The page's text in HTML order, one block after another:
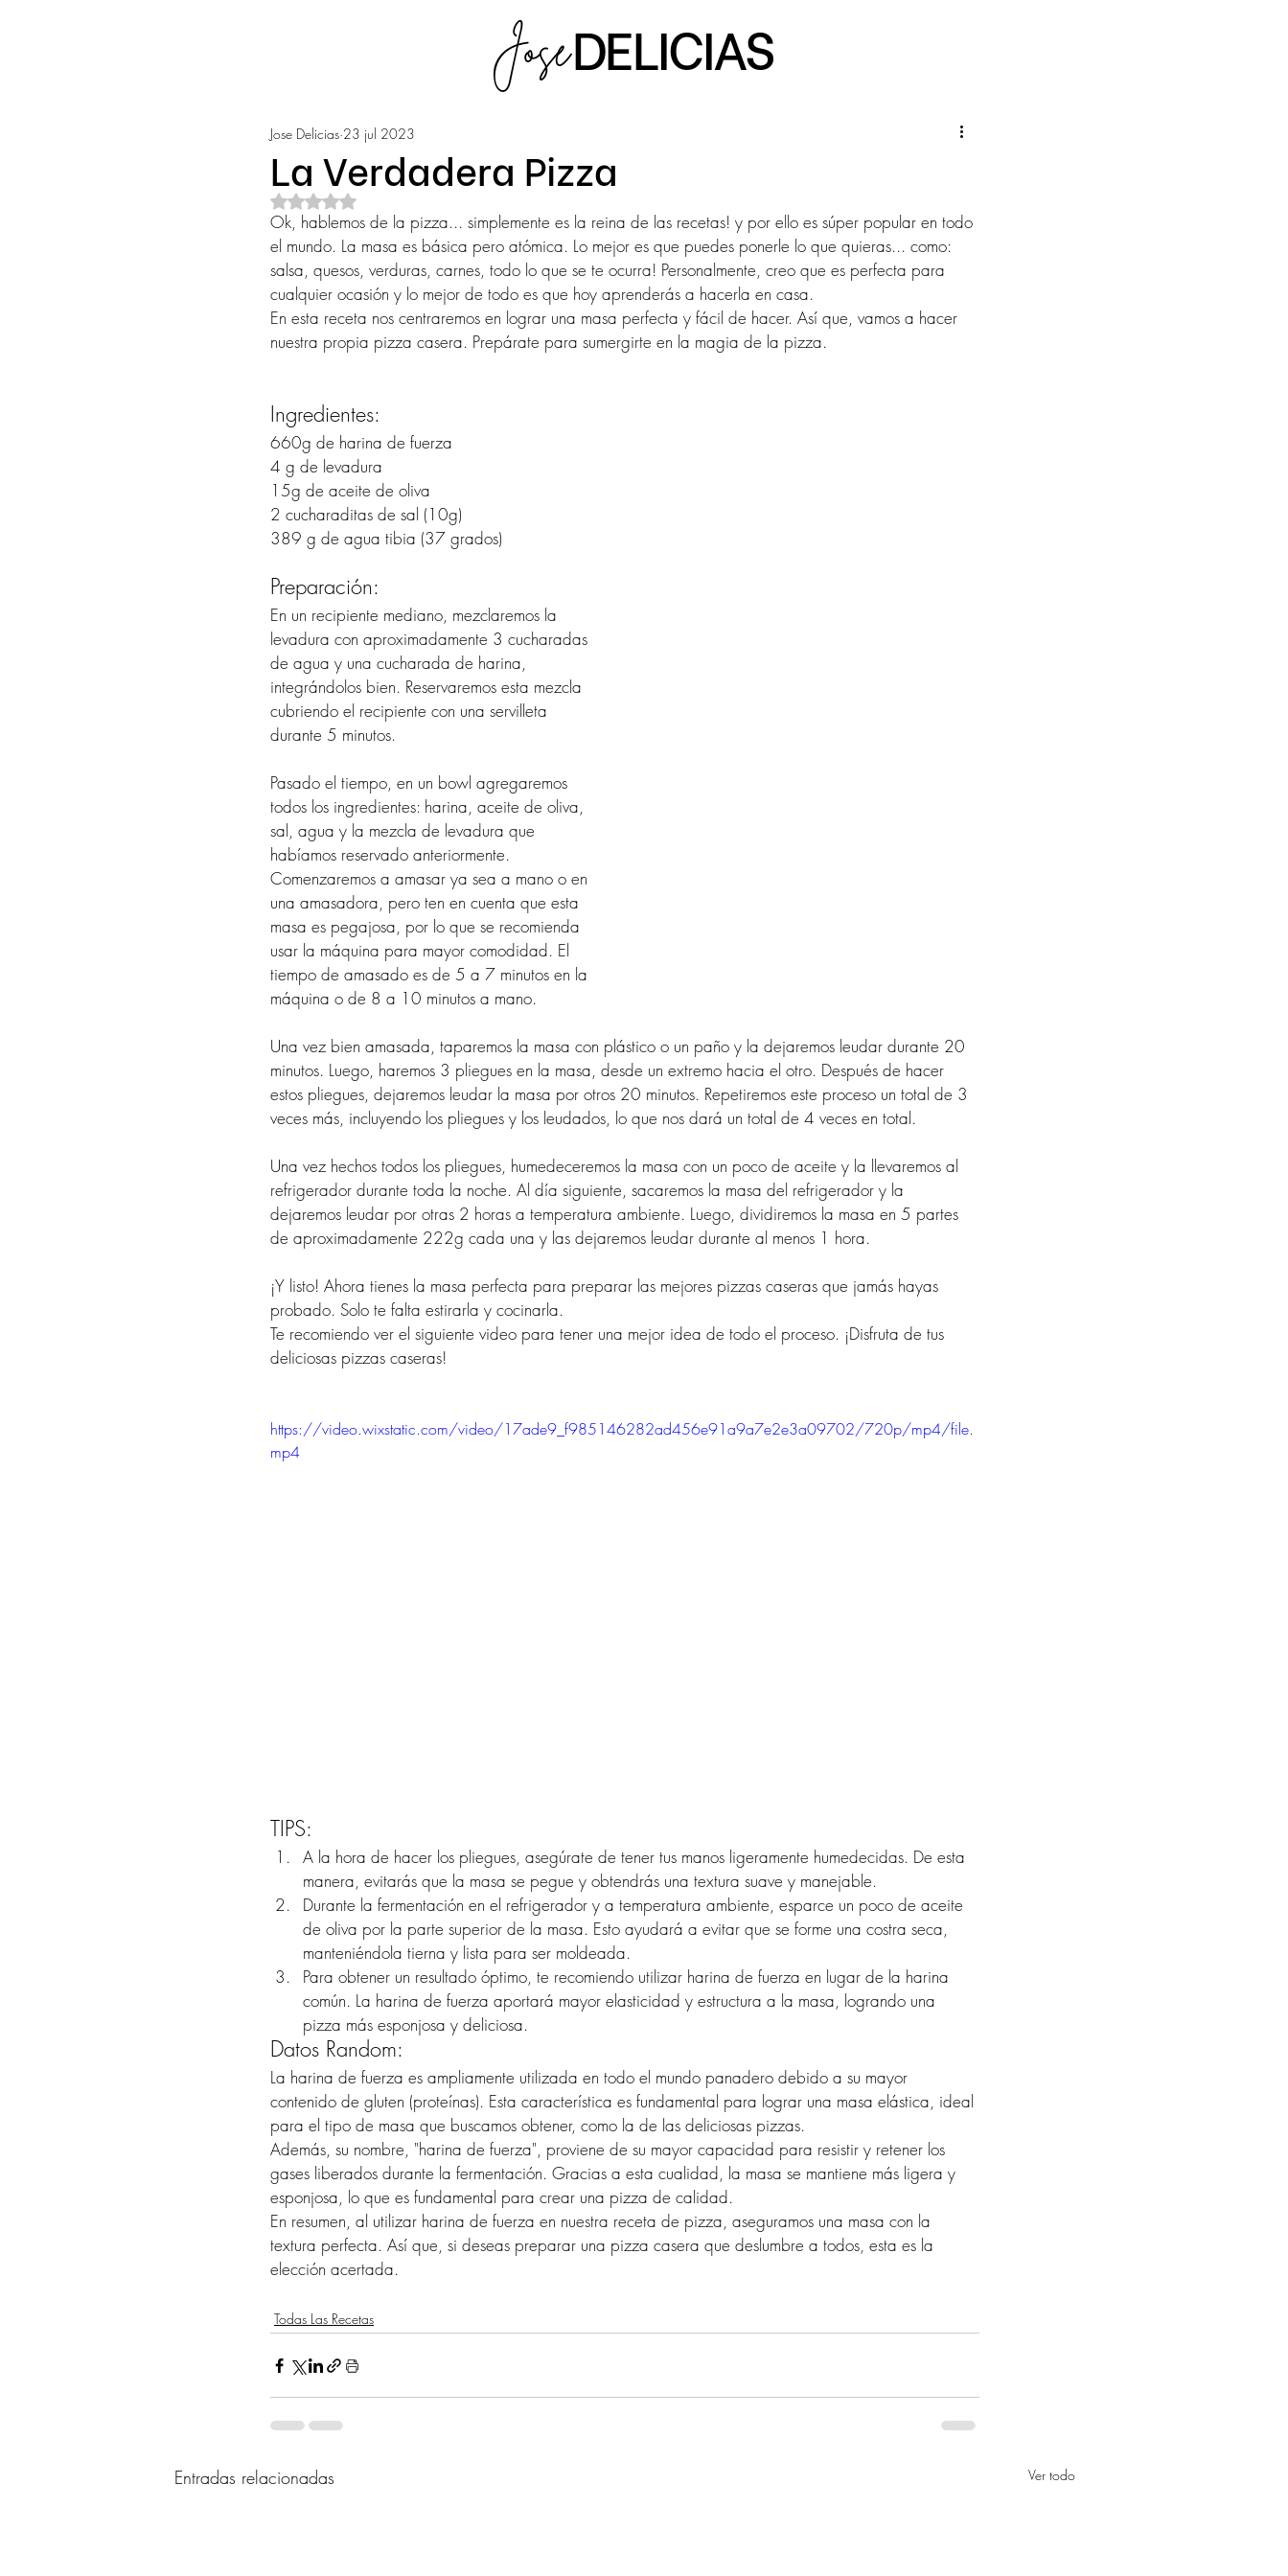
JoseDELICIAS
La Verdadera Pizza
Jose Delicias 23 jul 2023
Obtuvo NaN de 5 estrellas.
Ok, hablemos de la pizza... simplemente es la reina de las recetas! y por ello es súper popular en todo
el mundo. La masa es básica pero atómica. Lo mejor es que puedes ponerle lo que quieras... como:
salsa, quesos, verduras, carnes, todo lo que se te ocurra! Personalmente, creo que es perfecta para
cualquier ocasión y lo mejor de todo es que hoy aprenderás a hacerla en casa.
En esta receta nos centraremos en lograr una masa perfecta y fácil de hacer. Así que, vamos a hacer
nuestra propia pizza casera. Prepárate para sumergirte en la magia de la pizza.
Ingredientes:
660g de harina de fuerza
4 g de levadura
15g de aceite de oliva
2 cucharaditas de sal (10g)
389 g de agua tibia (37 grados)
Preparación:
En un recipiente mediano, mezclaremos la
levadura con aproximadamente 3 cucharadas
de agua y una cucharada de harina,
integrándolos bien. Reservaremos esta mezcla
cubriendo el recipiente con una servilleta
durante 5 minutos.
Pasado el tiempo, en un bowl agregaremos
todos los ingredientes: harina, aceite de oliva,
sal, agua y la mezcla de levadura que
habíamos reservado anteriormente.
Comenzaremos a amasar ya sea a mano o en
una amasadora, pero ten en cuenta que esta
masa es pegajosa, por lo que se recomienda
usar la máquina para mayor comodidad. El
tiempo de amasado es de 5 a 7 minutos en la
máquina o de 8 a 10 minutos a mano.
Una vez bien amasada, taparemos la masa con plástico o un paño y la dejaremos leudar durante 20
minutos. Luego, haremos 3 pliegues en la masa, desde un extremo hacia el otro. Después de hacer
estos pliegues, dejaremos leudar la masa por otros 20 minutos. Repetiremos este proceso un total de 3
veces más, incluyendo los pliegues y los leudados, lo que nos dará un total de 4 veces en total.
Una vez hechos todos los pliegues, humedeceremos la masa con un poco de aceite y la llevaremos al
refrigerador durante toda la noche. Al día siguiente, sacaremos la masa del refrigerador y la
dejaremos leudar por otras 2 horas a temperatura ambiente. Luego, dividiremos la masa en 5 partes
de aproximadamente 222g cada una y las dejaremos leudar durante al menos 1 hora.
¡Y listo! Ahora tienes la masa perfecta para preparar las mejores pizzas caseras que jamás hayas
probado. Solo te falta estirarla y cocinarla.
Te recomiendo ver el siguiente video para tener una mejor idea de todo el proceso. ¡Disfruta de tus
deliciosas pizzas caseras!
https://video.wixstatic.com/video/17ade9_f985146282ad456e91a9a7e2e3a09702/720p/mp4/file.
mp4
TIPS:
A la hora de hacer los pliegues, asegúrate de tener tus manos ligeramente humedecidas. De esta
manera, evitarás que la masa se pegue y obtendrás una textura suave y manejable.
Durante la fermentación en el refrigerador y a temperatura ambiente, esparce un poco de aceite
de oliva por la parte superior de la masa. Esto ayudará a evitar que se forme una costra seca,
manteniéndola tierna y lista para ser moldeada.
Para obtener un resultado óptimo, te recomiendo utilizar harina de fuerza en lugar de la harina
común. La harina de fuerza aportará mayor elasticidad y estructura a la masa, logrando una
pizza más esponjosa y deliciosa.
Datos Random:
La harina de fuerza es ampliamente utilizada en todo el mundo panadero debido a su mayor
contenido de gluten (proteínas). Esta característica es fundamental para lograr una masa elástica, ideal
para el tipo de masa que buscamos obtener, como la de las deliciosas pizzas.
Además, su nombre, "harina de fuerza", proviene de su mayor capacidad para resistir y retener los
gases liberados durante la fermentación. Gracias a esta cualidad, la masa se mantiene más ligera y
esponjosa, lo que es fundamental para crear una pizza de calidad.
En resumen, al utilizar harina de fuerza en nuestra receta de pizza, aseguramos una masa con la
textura perfecta. Así que, si deseas preparar una pizza casera que deslumbre a todos, esta es la
elección acertada.
Todas Las Recetas
Entradas relacionadas Ver todo